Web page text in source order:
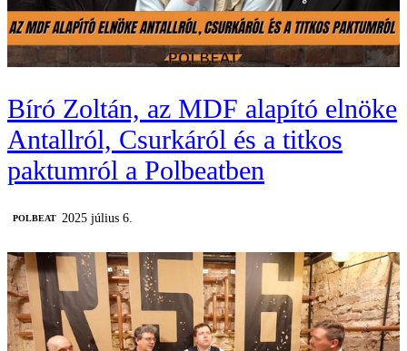
Bíró Zoltán, az MDF alapító elnöke
Antallról, Csurkáról és a titkos
paktumról a Polbeatben
‎POLBEAT 2025 július 6.